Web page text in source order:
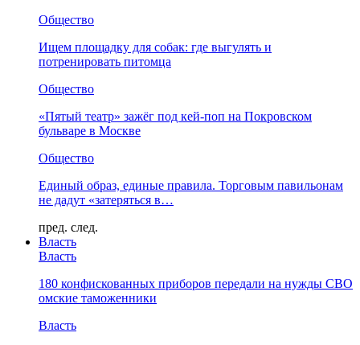
Общество
Ищем площадку для собак: где выгулять и
потренировать питомца
Общество
«Пятый театр» зажёг под кей-поп на Покровском
бульваре в Москве
Общество
Единый образ, единые правила. Торговым павильонам
не дадут «затеряться в…
пред. след.
Власть
Власть
180 конфискованных приборов передали на нужды СВО
омские таможенники
Власть